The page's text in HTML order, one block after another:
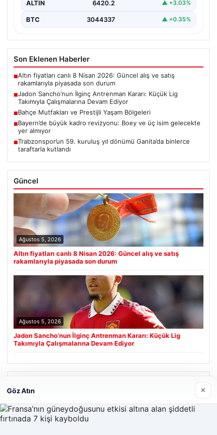
ALTIN 6420.2 ▲ +3.03%
BTC 3044337 ▲ +0.35%
Son Eklenen Haberler
■Altın fiyatları canlı 8 Nisan 2026: Güncel alış ve satış
rakamlarıyla piyasada son durum
■Jadon Sancho’nun İlginç Antrenman Kararı: Küçük Lig
Takımıyla Çalışmalarına Devam Ediyor
■Bahçe Mutfakları ve Prestijli Yaşam Bölgeleri
■Bayern’de büyük kadro revizyonu: Boey ve üç isim gelecekte
yer almıyor
■Trabzonspor’un 59. kuruluş yıl dönümü Ganita’da binlerce
taraftarla kutlandı
Güncel
Ağustos 5, 2026
Altın fiyatları canlı 8 Nisan 2026: Güncel alış ve satış
rakamlarıyla piyasada son durum
Ağustos 5, 2026
Jadon Sancho’nun İlginç Antrenman Kararı: Küçük Lig
Takımıyla Çalışmalarına Devam Ediyor
Göz Atın ×